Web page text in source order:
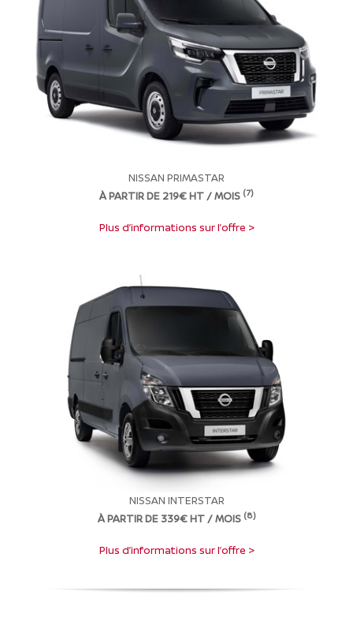
NISSAN PRIMASTAR
À PARTIR DE 219€ HT / MOIS (7)
Plus d’informations sur l’offre >
NISSAN INTERSTAR
À PARTIR DE 339€ HT / MOIS (8)
Plus d’informations sur l’offre >